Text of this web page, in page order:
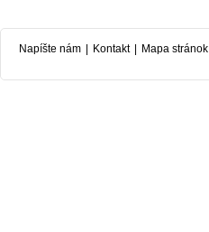
Napíšte nám Kontakt Mapa stránok